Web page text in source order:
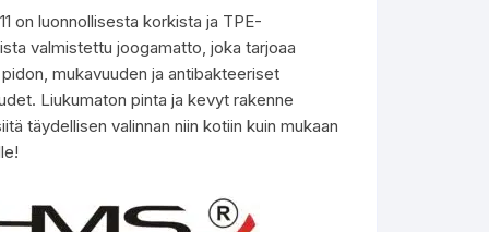
on luonnollisesta korkista ja TPE-
valmistettu joogamatto, joka tarjoaa
mukavuuden ja antibakteeriset
Liukumaton pinta ja kevyt rakenne
täydellisen valinnan niin kotiin kuin mukaan